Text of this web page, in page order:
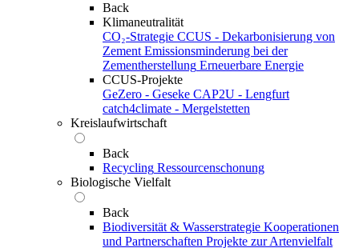
Back
Klimaneutralität
CO₂-Strategie CCUS - Dekarbonisierung von
Zement Emissionsminderung bei der
Zementherstellung Erneuerbare Energie
CCUS-Projekte
GeZero - Geseke CAP2U - Lengfurt
catch4climate - Mergelstetten
Kreislaufwirtschaft
Back
Recycling Ressourcenschonung
Biologische Vielfalt
Back
Biodiversität & Wasserstrategie Kooperationen
und Partnerschaften Projekte zur Artenvielfalt